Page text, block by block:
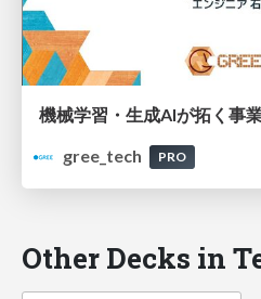
機械学習・生成AIが拓く事
gree_tech
PRO
Other Decks in